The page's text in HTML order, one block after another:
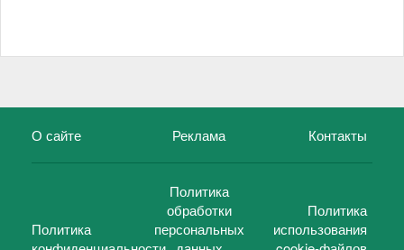
О сайте Реклама Контакты
Политика
Политика
обработки
персональных
Политика
использования